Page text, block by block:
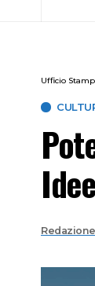
Ufficio
Redazione